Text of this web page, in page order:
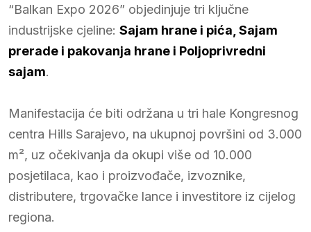
“Balkan Expo 2026” objedinjuje tri ključne
industrijske cjeline: Sajam hrane i pića, Sajam
prerade i pakovanja hrane i Poljoprivredni
sajam.
Manifestacija će biti održana u tri hale Kongresnog
centra Hills Sarajevo, na ukupnoj površini od 3.000
m², uz očekivanja da okupi više od 10.000
posjetilaca, kao i proizvođače, izvoznike,
distributere, trgovačke lance i investitore iz cijelog
regiona.